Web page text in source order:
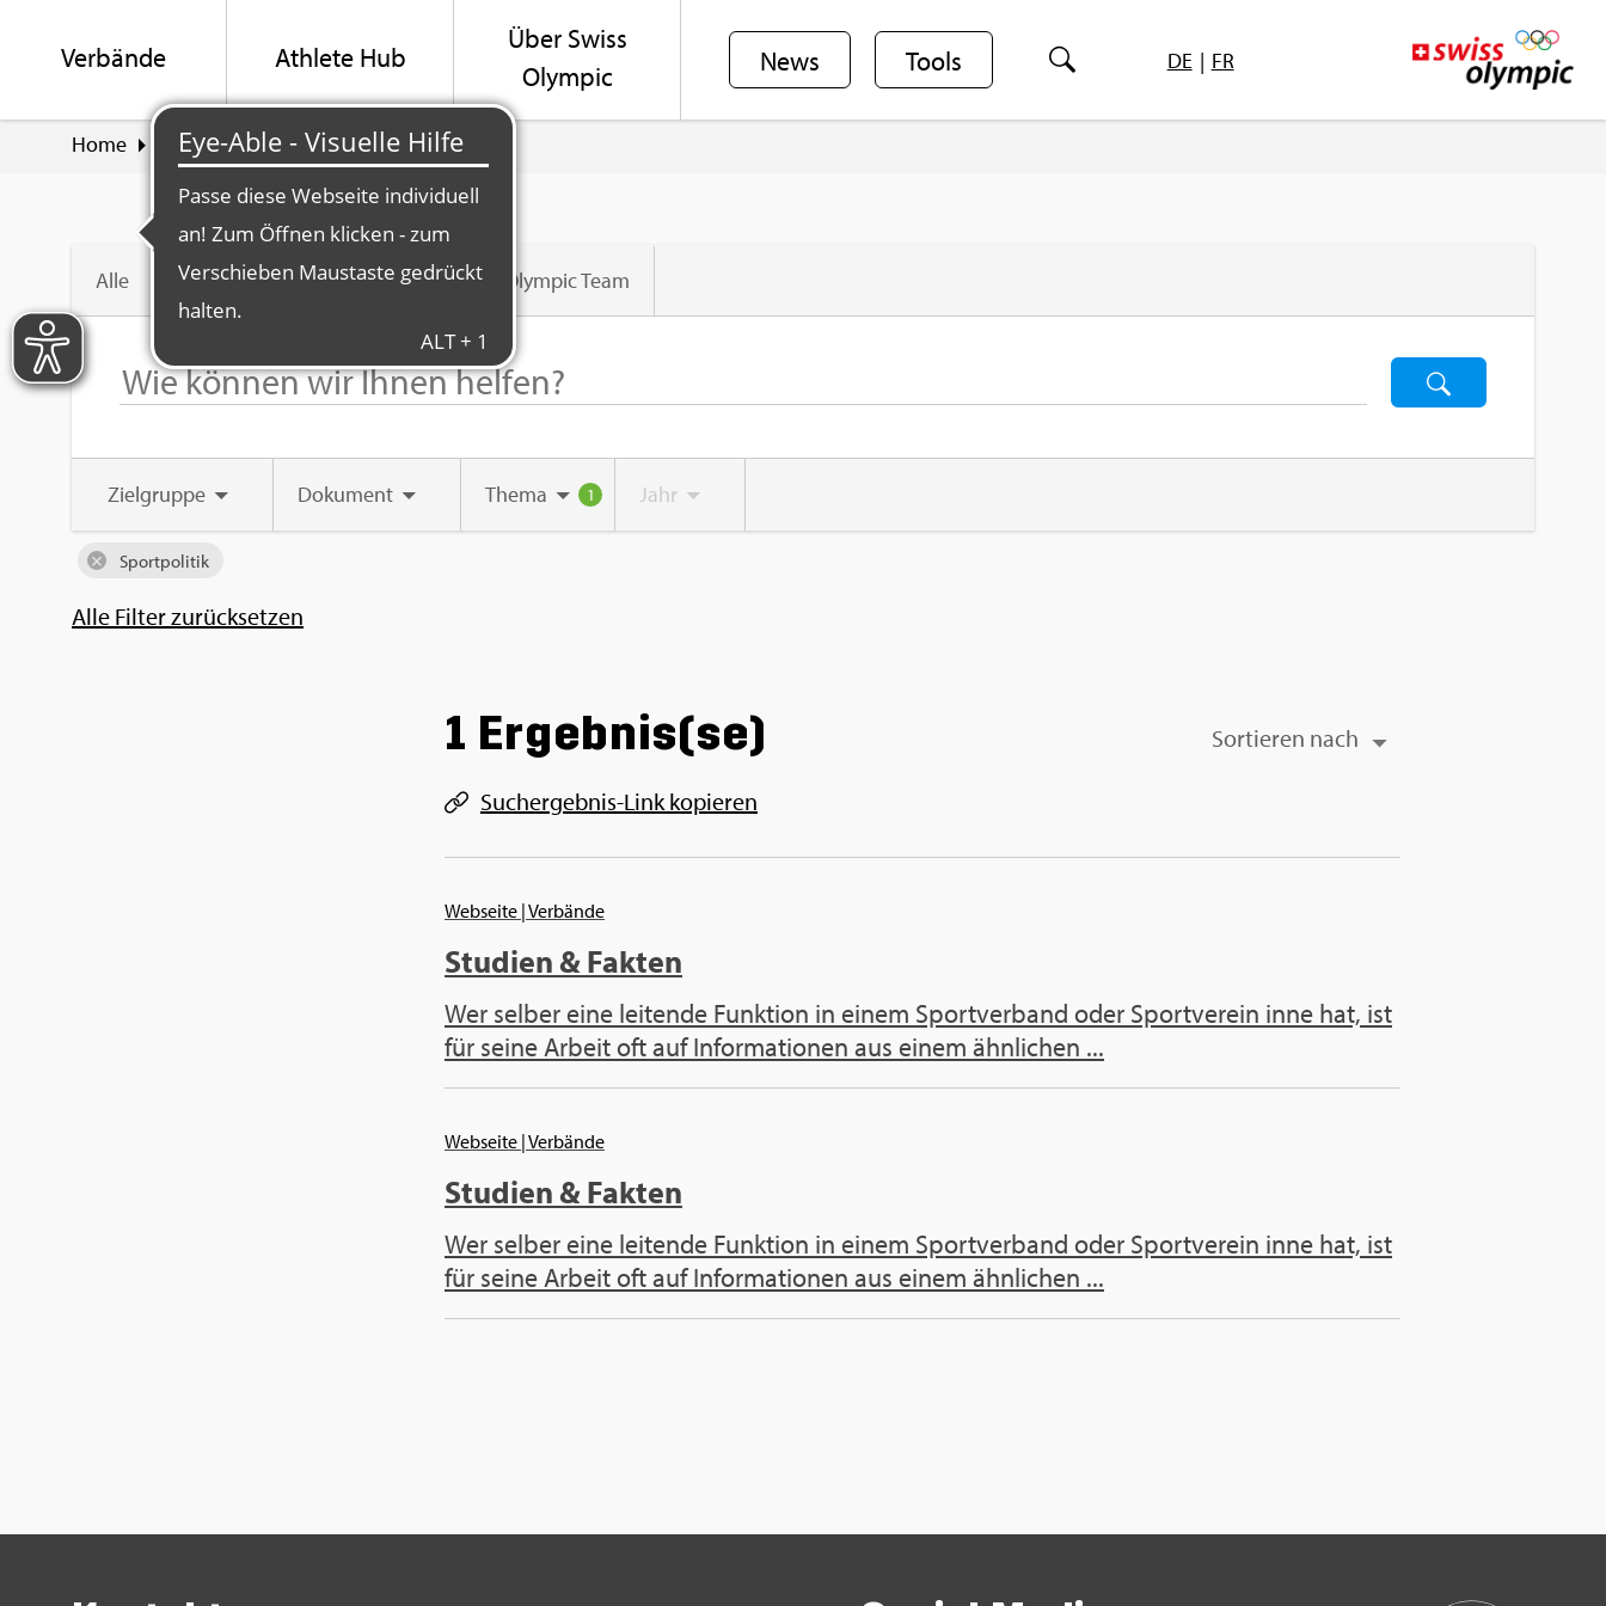
Ver­bän­de Ath­le­te Hub
Über Swiss
Olym­pic
News Tools DE | FR
Home Suche
Alle Swiss Olym­pic Ver­band Swiss Olym­pic Team
Ziel­grup­pe Do­ku­ment Thema 1 Jahr
Sport­po­li­tik
Alle Fil­ter zu­rück­set­zen
1 Er­geb­nis(se) Sor­tie­ren nach
Such­ergeb­nis-Link ko­pie­ren
Web­sei­te | Ver­bän­de
Stu­di­en & Fak­ten
Wer sel­ber eine lei­ten­de Funk­ti­on in einem Sport­ver­band oder Sport­ver­ein inne hat, ist
für seine Ar­beit oft auf In­for­ma­tio­nen aus einem ähn­li­chen ...
Web­sei­te | Ver­bän­de
Stu­di­en & Fak­ten
Wer sel­ber eine lei­ten­de Funk­ti­on in einem Sport­ver­band oder Sport­ver­ein inne hat, ist
für seine Ar­beit oft auf In­for­ma­tio­nen aus einem ähn­li­chen ...